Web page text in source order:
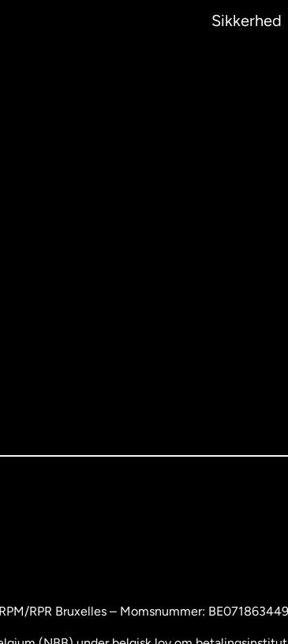
Sikkerhed
RPR Bruxelles – Momsnummer: